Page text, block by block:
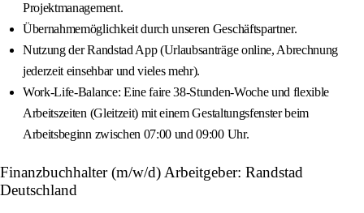
Projektmanagement.
Übernahmemöglichkeit durch unseren Geschäftspartner.
Nutzung der Randstad App (Urlaubsanträge online, Abrechnung
jederzeit einsehbar und vieles mehr).
Work-Life-Balance: Eine faire 38-Stunden-Woche und flexible
Arbeitszeiten (Gleitzeit) mit einem Gestaltungsfenster beim
Arbeitsbeginn zwischen 07:00 und 09:00 Uhr.
Finanzbuchhalter (m/w/d) Arbeitgeber: Randstad
Deutschland